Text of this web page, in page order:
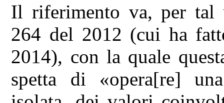
Il riferimento va, per tal
264 del 2012 (cui ha
2014), con la quale
spetta di «opera[re]